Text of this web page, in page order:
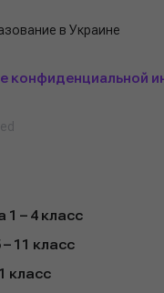
в Украине
конфиденциальной
1 – 4 класс
11 класс
класс